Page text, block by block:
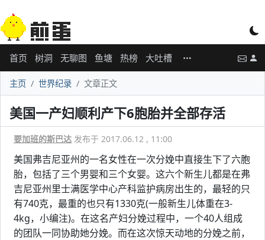
首页 树洞 无聊图 鱼塘 热榜 大吐槽
主页 世界纪录 文章正文
美国一产妇顺利产下6胞胎并全部存活
要加班的斯巴达 发布于 2017.06.12 , 11:00
美国弗吉尼亚州的一名女性在一次分娩中直接生下了六胞
胎，包括了三个男婴和三个女婴。这六个新生儿都是在弗
吉尼亚州里士满医学中心产科监护病房出生的，最轻的只
有740克，最重的也只有1330克(一般新生儿体重在3-
4kg，小编注)。在这名产妇分娩过程中，一个40人组成
的团队一同协助她分娩。而在这次惊天动地的分娩之前，